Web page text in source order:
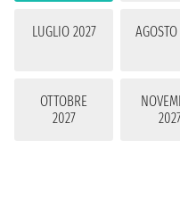
LUGLIO 2027
OTTOBRE
2027